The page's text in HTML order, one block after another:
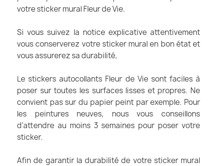
votre sticker mural Fleur de Vie.
Si vous suivez la notice explicative attentivement
vous conserverez votre sticker mural en bon état et
vous assurerez sa durabilité,
Le stickers autocollants Fleur de Vie sont faciles à
poser sur toutes les surfaces lisses et propres. Ne
convient pas sur du papier peint par exemple. Pour
les peintures neuves, nous vous conseillons
d’attendre au moins 3 semaines pour poser votre
sticker.
Afin de garantir la durabilité de votre sticker mural